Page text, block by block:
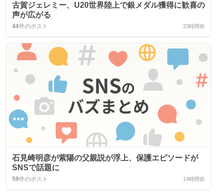
古賀ジェレミー、U20世界陸上で銀メダル獲得に歓喜の
声が広がる
44件のポスト 23時間前
石見崎明彦が紫陽の父親説が浮上、保護エピソードが
SNSで話題に
59件のポスト 14時間前